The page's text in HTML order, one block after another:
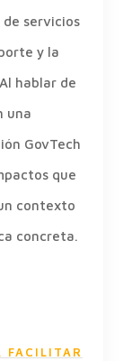
servicios
y la
hablar de
una
GovTech
que
contexto
concreta.
FACILITAR